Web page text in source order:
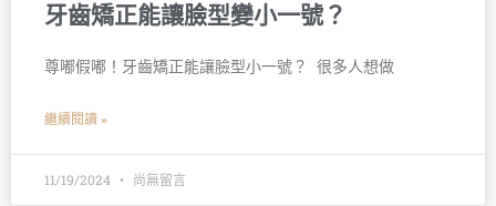
牙齒矯正能讓臉型變小一號？
尊嘟假嘟！牙齒矯正能讓臉型小一號？ 󠀠 很多人想做
繼續閱讀 »
11/19/2024 尚無留言